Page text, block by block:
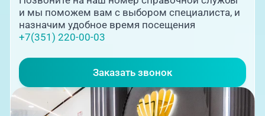
ЦАОП, ул. Труда, 187Б
и мы поможем вам с выбором специалиста, и
назначим удобное время посещения
+7(351) 220-00-03
Заказать звонок